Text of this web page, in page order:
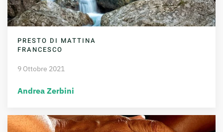
PRESTO DI MATTINA
FRANCESCO
9 Ottobre 2021
Andrea Zerbini